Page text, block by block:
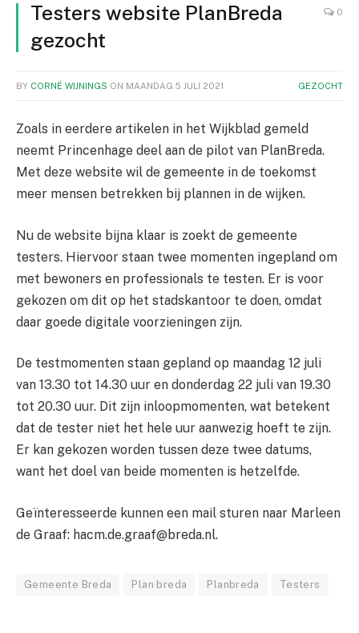
Testers website PlanBreda
gezocht
0
BY CORNÉ WIJNINGS ON MAANDAG 5 JULI 2021 GEZOCHT
Zoals in eerdere artikelen in het Wijkblad gemeld
neemt Princenhage deel aan de pilot van PlanBreda.
Met deze website wil de gemeente in de toekomst
meer mensen betrekken bij plannen in de wijken.
Nu de website bijna klaar is zoekt de gemeente
testers. Hiervoor staan twee momenten ingepland om
met bewoners en professionals te testen. Er is voor
gekozen om dit op het stadskantoor te doen, omdat
daar goede digitale voorzieningen zijn.
De testmomenten staan gepland op maandag 12 juli
van 13.30 tot 14.30 uur en donderdag 22 juli van 19.30
tot 20.30 uur. Dit zijn inloopmomenten, wat betekent
dat de tester niet het hele uur aanwezig hoeft te zijn.
Er kan gekozen worden tussen deze twee datums,
want het doel van beide momenten is hetzelfde.
Geïnteresseerde kunnen een mail sturen naar Marleen
de Graaf: hacm.de.graaf@breda.nl.
Gemeente Breda Plan breda Planbreda Testers